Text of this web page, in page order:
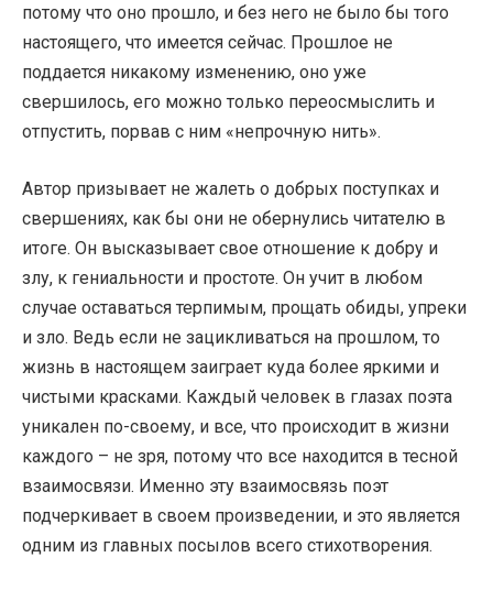
потому что оно прошло, и без него не было бы того
настоящего, что имеется сейчас. Прошлое не
поддается никакому изменению, оно уже
свершилось, его можно только переосмыслить и
отпустить, порвав с ним «непрочную нить».
Автор призывает не жалеть о добрых поступках и
свершениях, как бы они не обернулись читателю в
итоге. Он высказывает свое отношение к добру и
злу, к гениальности и простоте. Он учит в любом
случае оставаться терпимым, прощать обиды, упреки
и зло. Ведь если не зацикливаться на прошлом, то
жизнь в настоящем заиграет куда более яркими и
чистыми красками. Каждый человек в глазах поэта
уникален по-своему, и все, что происходит в жизни
каждого – не зря, потому что все находится в тесной
взаимосвязи. Именно эту взаимосвязь поэт
подчеркивает в своем произведении, и это является
одним из главных посылов всего стихотворения.